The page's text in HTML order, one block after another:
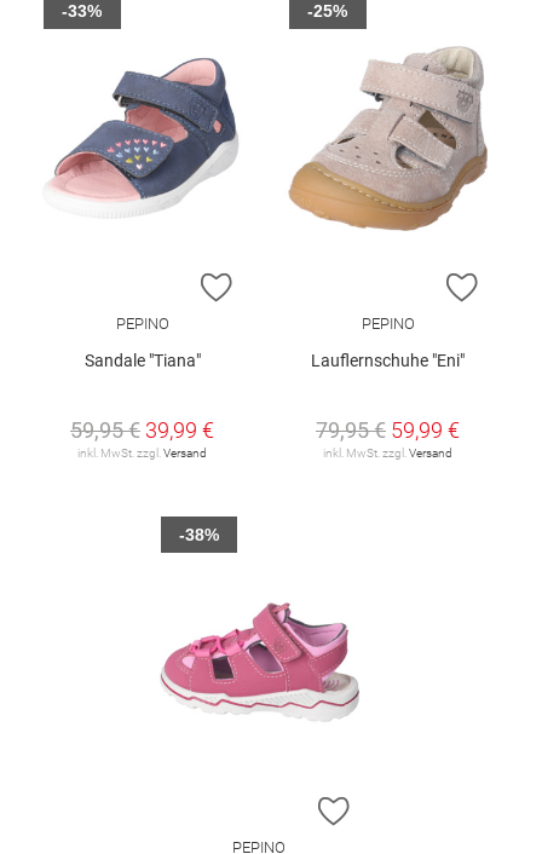
ZUR WUNSCHLISTE HINZUFÜGEN
PEPINO
Sandale "Tiana"
59,95 € 39,99 €
inkl. MwSt. zzgl. Versand
-33%
ZUR
PEPINO
Lauflernschuhe "Eni"
79,95 € 59,99 €
inkl. MwSt. zzgl. Versand
-25%
ZUR WUNSCHLISTE
PEPINO
-38%